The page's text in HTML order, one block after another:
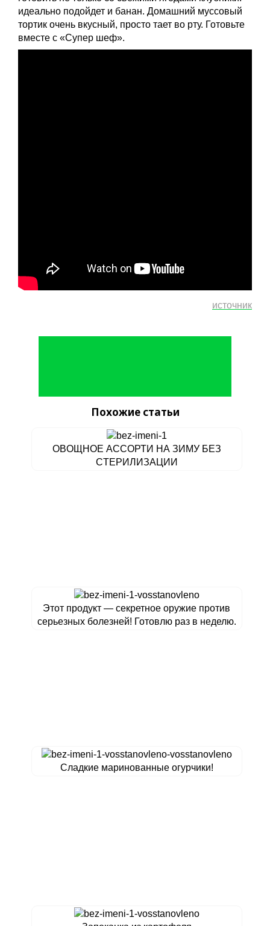
идеально подойдет и банан. Домашний муссовый
тортик очень вкусный, просто тает во рту. Готовьте
вместе с «Супер шеф».
источник
Похожие статьи
ОВOЩНОЕ АCСОРТИ НА ЗИМУ БEЗ
CТЕРИЛИЗАЦИИ
Этот продукт — секретное оружие против
серьезных болезней! Готовлю раз в неделю.
Сладкие маринованные огурчики!